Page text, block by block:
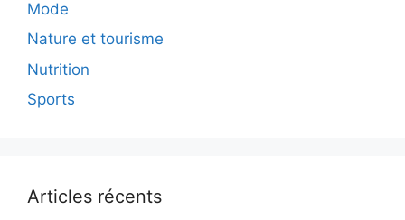
Mode
Nature et tourisme
Nutrition
Sports
Articles récents